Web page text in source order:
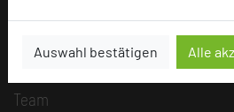
Auswahl bestätigen
Über uns
Mission
Team